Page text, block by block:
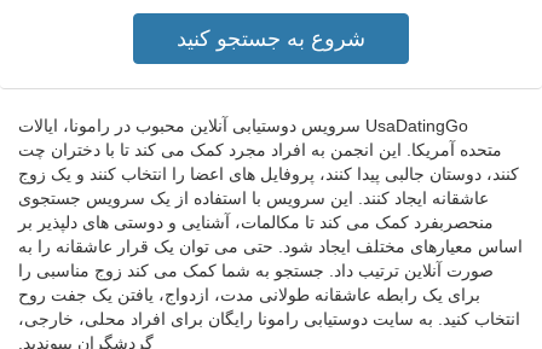
UsaDatingGo سرویس دوستیابی آنلاین محبوب در رامونا، ایالات
متحده آمریکا. این انجمن به افراد مجرد کمک می کند تا با دختران چت
کنند، دوستان جالبی پیدا کنند، پروفایل های اعضا را انتخاب کنند و یک زوج
عاشقانه ایجاد کنند. این سرویس با استفاده از یک سرویس جستجوی
منحصربفرد کمک می کند تا مکالمات، آشنایی و دوستی های دلپذیر بر
اساس معیارهای مختلف ایجاد شود. حتی می توان یک قرار عاشقانه را به
صورت آنلاین ترتیب داد. جستجو به شما کمک می کند زوج مناسبی را
برای یک رابطه عاشقانه طولانی مدت، ازدواج، یافتن یک جفت روح
انتخاب کنید. به سایت دوستیابی رامونا رایگان برای افراد محلی، خارجی،
گردشگران بپیوندید.